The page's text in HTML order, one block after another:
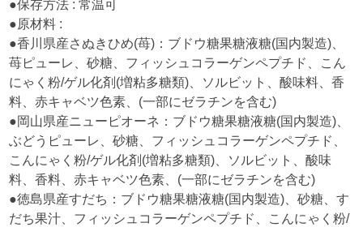
●保存方法 : 常温可
●原材料 :
●香川県産さぬきひめ(苺)：ブドウ糖果糖液糖(国内製造)、
苺ピューレ、砂糖、フィッシュコラーゲンペプチド、こん
にゃく粉/ゲル化剤(増粘多糖類)、ソルビット、酸味料、香
料、赤キャベツ色素、(一部にゼラチンを含む)
●岡山県産ニューピオーネ：ブドウ糖果糖液糖(国内製造)、
ぶどうピューレ、砂糖、フィッシュコラーゲンペプチド、
こんにゃく粉/ゲル化剤(増粘多糖類)、ソルビット、酸味
料、香料、赤キャベツ色素、(一部にゼラチンを含む)
●徳島県産すだち：ブドウ糖果糖液糖(国内製造)、砂糖、す
だち果汁、フィッシュコラーゲンペプチド、こんにゃく粉/